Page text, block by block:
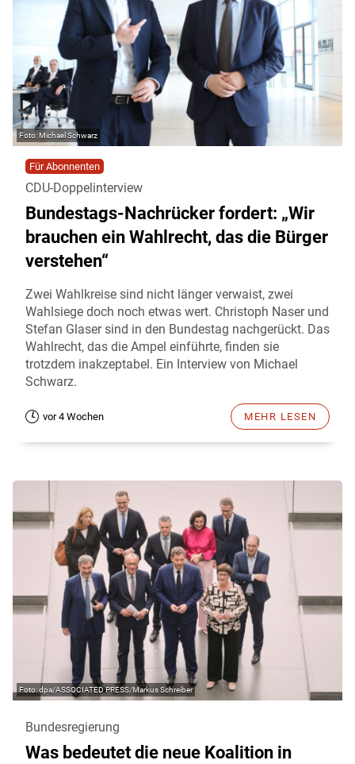
Michael Schwarz
Für Abonnenten
CDU-Doppelinterview
Bundestags-Nachrücker fordert: „Wir
brauchen ein Wahlrecht, das die Bürger
verstehen“
Zwei Wahlkreise sind nicht länger verwaist, zwei
Wahlsiege doch noch etwas wert. Christoph Naser und
Stefan Glaser sind in den Bundestag nachgerückt. Das
Wahlrecht, das die Ampel einführte, finden sie
trotzdem inakzeptabel. Ein Interview von Michael
Schwarz.
vor 4 Wochen MEHR LESEN
dpa/ASSOCIATED PRESS/Markus Schreiber
Bundesregierung
Was bedeutet die neue Koalition in